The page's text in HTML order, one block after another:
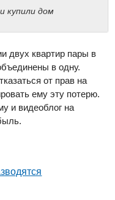
купили дом
двух квартир пары в
в одну.
от прав на
ему эту потерю.
и видеоблог на